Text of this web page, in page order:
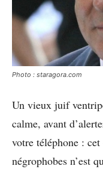
Photo : staragora.com
Un vieux juif
calme, avant
votre téléphone :
négrophobes n’est